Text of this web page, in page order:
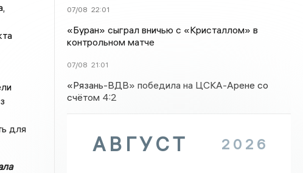
для
07/08 22:01
«Буран» сыграл вничью с «Кристаллом» в
контрольном матче
07/08 21:01
«Рязань-ВДВ» победила на ЦСКА-Арене со
счётом 4:2
АВГУСТ 2026